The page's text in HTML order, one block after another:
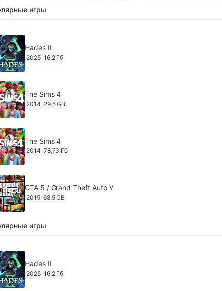
игры
Hades II
2025 16,2 Гб
The Sims 4
2014 29.5 GB
The Sims 4
2014 78,73 Гб
GTA 5 / Grand Theft Auto V
2015 68.5 GB
Ghost of Tsushima: Director's Cut v.1053.8.1023.1614
игры
Hades II
2025 16,2 Гб